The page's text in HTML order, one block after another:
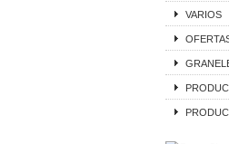
VARIOS